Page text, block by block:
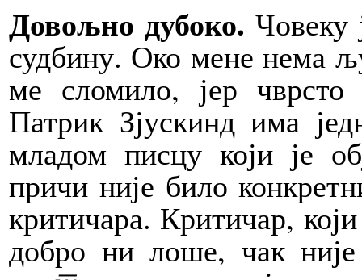
Довољно дубоко. Човеку
судбину. Око мене нема
ме сломило, јер чврсто
Патрик Зјускинд има
младом писцу који је
причи није било
критичара. Критичар,
добро ни лоше, чак